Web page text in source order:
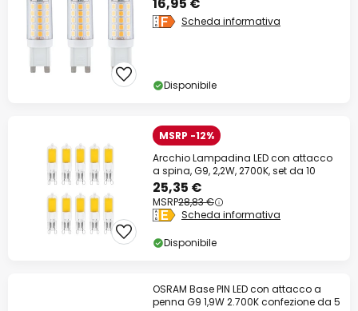
16,95 €
Scheda informativa
Disponibile
MSRP -12%
Arcchio Lampadina LED con attacco
a spina, G9, 2,2W, 2700K, set da 10
25,35 €
MSRP28,83 €
Scheda informativa
Disponibile
OSRAM Base PIN LED con attacco a
penna G9 1,9W 2.700K confezione da 5